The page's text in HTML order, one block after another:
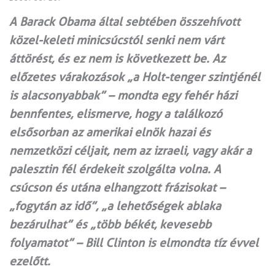
A Barack Obama által sebtében összehívott
közel-keleti minicsúcstól senki nem várt
áttörést, és ez nem is következett be. Az
előzetes várakozások „a Holt-tenger szintjénél
is alacsonyabbak” – mondta egy fehér házi
bennfentes, elismerve, hogy a találkozó
elsősorban az amerikai elnök hazai és
nemzetközi céljait, nem az izraeli, vagy akár a
palesztin fél érdekeit szolgálta volna. A
csúcson és utána elhangzott frázisokat –
„fogytán az idő”, „a lehetőségek ablaka
bezárulhat” és „több békét, kevesebb
folyamatot” – Bill Clinton is elmondta tíz évvel
ezelőtt.